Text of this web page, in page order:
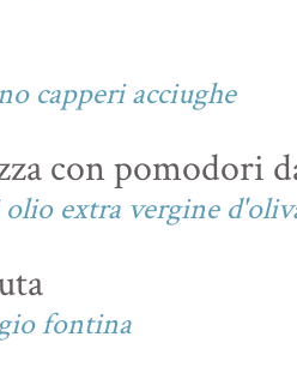
capperi acciughe
con pomodori
extra vergine
fontina